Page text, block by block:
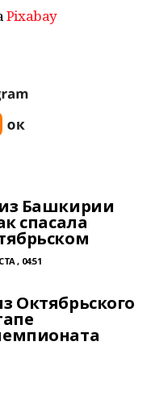
Pixabay
Башкирии
спасала
, 04:51
Октябрьского